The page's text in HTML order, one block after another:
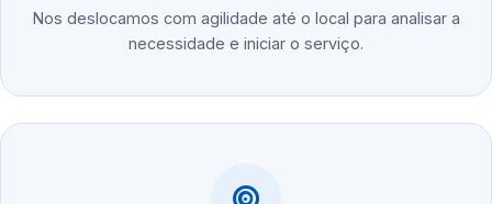
Nos deslocamos com agilidade até o local para analisar a
necessidade e iniciar o serviço.